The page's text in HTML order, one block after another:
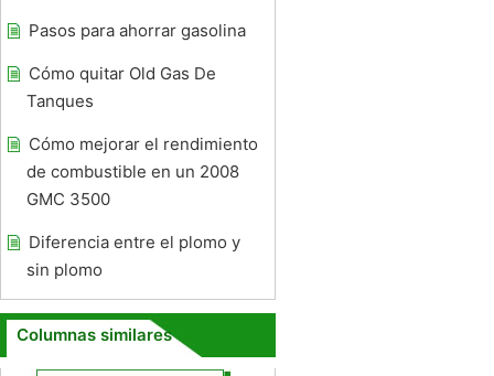
Pasos para ahorrar gasolina
Cómo quitar Old Gas De
Tanques
Cómo mejorar el rendimiento
de combustible en un 2008
GMC 3500
Diferencia entre el plomo y
sin plomo
Columnas similares